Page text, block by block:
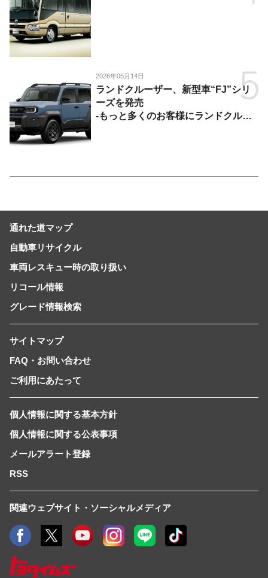
2026年05月14日
ランドクルーザー、新型車“FJ”シリ
ーズを発売
-もっと多くのお客様にランドクルー
通れた道マップ
自動車リサイクル
車両レスキュー時の取り扱い
リコール情報
グレード情報検索
サイトマップ
FAQ・お問い合わせ
ご利用にあたって
個人情報に関する基本方針
個人情報に関する公表事項
メールアラート登録
RSS
関連ウェブサイト・ソーシャルメディア